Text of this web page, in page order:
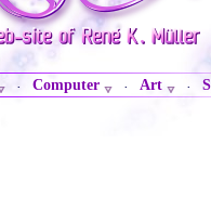
· Computer · Art ·